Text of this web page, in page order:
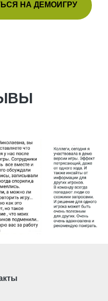
НА ДЕМОИГРУ